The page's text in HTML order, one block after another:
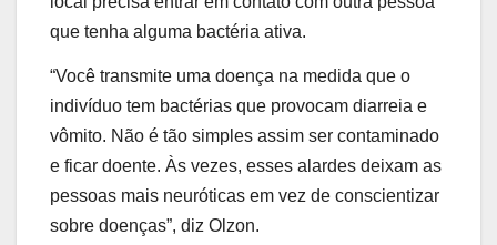
que tenha alguma bactéria ativa.
“Você transmite uma doença na medida que o
indivíduo tem bactérias que provocam diarreia e
vômito. Não é tão simples assim ser contaminado
e ficar doente. Às vezes, esses alardes deixam as
pessoas mais neuróticas em vez de conscientizar
sobre doenças”, diz Olzon.